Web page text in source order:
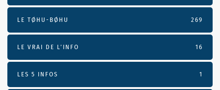
LE TØHU-BØHU 269
LE VRAI DE L’INFO 16
LES 5 INFOS 1